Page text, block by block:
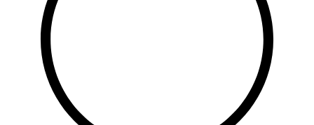
Балык бистәсе
104,9 FM
Баулы
107,5 FM